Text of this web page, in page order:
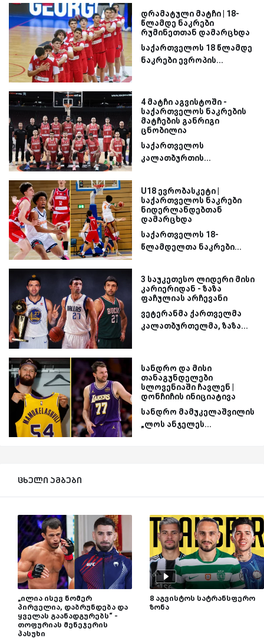
დრამატული მატჩი | 18-
წლამდე ნაკრები
რუმინეთთან დამარცხდა
საქართველოს 18 წლამდე
ნაკრები ევროპის...
4 მატჩი აგვისტოში -
საქართველოს ნაკრების
მატჩების განრიგი
ცნობილია
საქართველოს
კალათბურთის...
U18 ევრობასკეტი |
საქართველოს ნაკრები
ნიდერლანდებთან
დამარცხდა
საქართველოს 18-
წლამდელთა ნაკრები...
3 საუკეთესო ლიდერი მისი
კარიერიდან - ზაზა
ფაჩულიას არჩევანი
ვეტერანმა ქართველმა
კალათბურთელმა, ზაზა...
სანდრო და მისი
თანაგუნდელები
სლოვენიაში ჩავლენ |
დონჩიჩის ინიციატივა
სანდრო მამუკელაშვილის
„ლოს ანჯელეს...
ცხელი ამბები
„ილია ისევ ნომერ
პირველია, დაბრუნდება და
ყველას გაანადგურებს“ -
თოფურიას მენეჯერის
პასუხი
8 აგვისტოს სატრანსფერო
ზონა